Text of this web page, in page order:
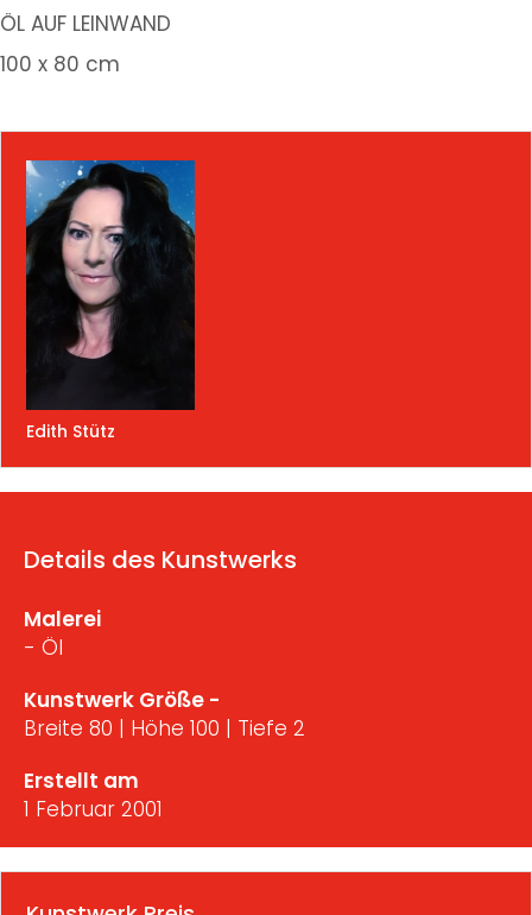
ÖL AUF LEINWAND
100 x 80 cm
Edith Stütz
Details des Kunstwerks
Malerei
- Öl
Kunstwerk Größe -
Breite 80 | Höhe 100 | Tiefe 2
Erstellt am
1 Februar 2001